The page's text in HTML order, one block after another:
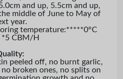
and up, 5.5cm and up,
middle of June to May of
year.
temperature:*****0°C
*5 CBM/H
peeled off, no burnt garlic,
broken ones, no splits on